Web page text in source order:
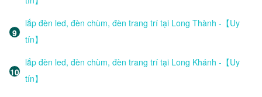
lắp đèn led, đèn chùm, đèn trang trí tại Long Thành -【Uy
tín】
lắp đèn led, đèn chùm, đèn trang trí tại Long Khánh -【Uy
tín】